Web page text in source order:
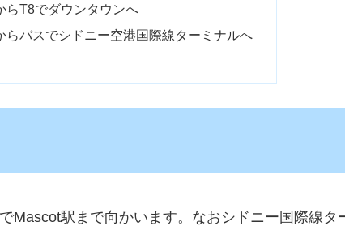
らT8でダウンタウンへ
らバスでシドニー空港国際線ターミナルへ
Mascot駅まで向かいます。なおシドニー国際線タ